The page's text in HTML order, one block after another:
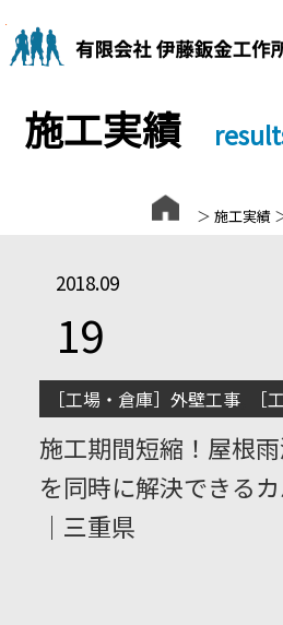
to
content
施工実績
＞ 施工実績
2018.09
19
［工場・倉庫］外壁工事,
施工期間短縮！屋根
を同時に解決できる
｜三重県